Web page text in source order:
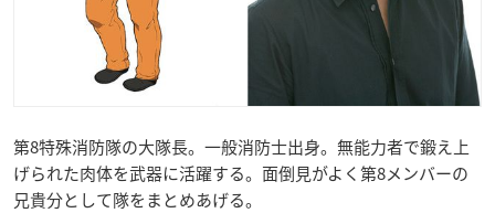
第8特殊消防隊の大隊長。一般消防士出身。無能力者で鍛え上
げられた肉体を武器に活躍する。面倒見がよく第8メンバーの
兄貴分として隊をまとめあげる。